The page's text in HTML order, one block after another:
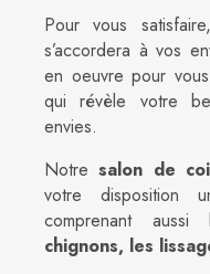
Pour vous
s’accordera à vos
en oeuvre pour
qui révèle votre
envies.
Notresalon de
votre disposition
comprenant aussi
chignons, les